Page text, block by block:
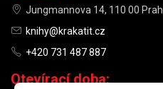
Jungmannova 14, 110 00
knihy@krakatit.cz
+420 731 487 887
Otevírací doba: